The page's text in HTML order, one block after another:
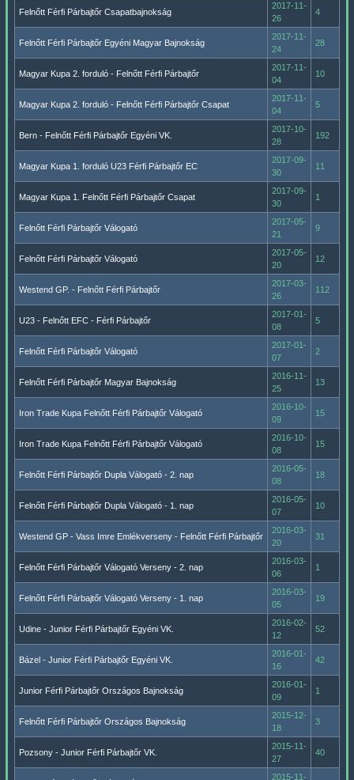
Felnőtt Férfi Párbajtőr Csapatbajnokság
2017-11-
26
4
Felnőtt Férfi Párbajtőr Egyéni Magyar Bajnokság
2017-11-
24
28
Magyar Kupa 2. forduló - Felnőtt Férfi Párbajtőr
2017-11-
04
10
Magyar Kupa 2. forduló - Felnőtt Férfi Párbajtőr Csapat
2017-11-
04
5
Bern - Felnőtt Férfi Párbajtőr Egyéni VK.
2017-10-
28
192
Magyar Kupa 1. forduló U23 Férfi Párbajtőr EC
2017-09-
30
11
Magyar Kupa 1. Felnőtt Férfi Párbajtőr Csapat
2017-09-
30
1
Felnőtt Férfi Párbajtőr Válogató
2017-05-
21
9
Felnőtt Férfi Párbajtőr Válogató
2017-05-
20
12
Westend GP. - Felnőtt Férfi Párbajtőr
2017-03-
26
112
U23 - Felnőtt EFC - Férfi Párbajtőr
2017-01-
08
5
Felnőtt Férfi Párbajtőr Válogató
2017-01-
07
2
Felnőtt Férfi Párbajtőr Magyar Bajnokság
2016-11-
25
13
Iron Trade Kupa Felnőtt Férfi Párbajtőr Válogató
2016-10-
09
15
Iron Trade Kupa Felnőtt Férfi Párbajtőr Válogató
2016-10-
08
15
Felnőtt Férfi Párbajtőr Dupla Válogató - 2. nap
2016-05-
08
18
Felnőtt Férfi Párbajtőr Dupla Válogató - 1. nap
2016-05-
07
10
Westend GP - Vass Imre Emlékverseny - Felnőtt Férfi Párbajtőr
2016-03-
20
31
Felnőtt Férfi Párbajtőr Válogató Verseny - 2. nap
2016-03-
06
1
Felnőtt Férfi Párbajtőr Válogató Verseny - 1. nap
2016-03-
05
19
Udine - Junior Férfi Párbajtőr Egyéni VK.
2016-02-
12
52
Bázel - Junior Férfi Párbajtőr Egyéni VK.
2016-01-
16
42
Junior Férfi Párbajtőr Országos Bajnokság
2016-01-
09
1
Felnőtt Férfi Párbajtőr Országos Bajnokság
2015-12-
18
3
Pozsony - Junior Férfi Párbajtőr VK.
2015-11-
27
40
2015-11-